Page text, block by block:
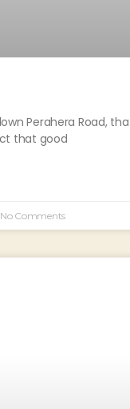
Perahera Road,
that good
No Comments